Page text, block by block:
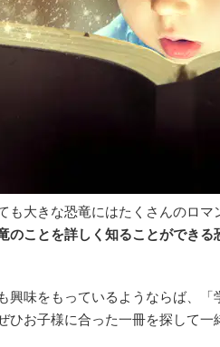
も大きな恐竜にはたくさんのロ
のことを詳しく知ることができ
興味をもっているようならば、
ひお子様に合った一冊を探して一